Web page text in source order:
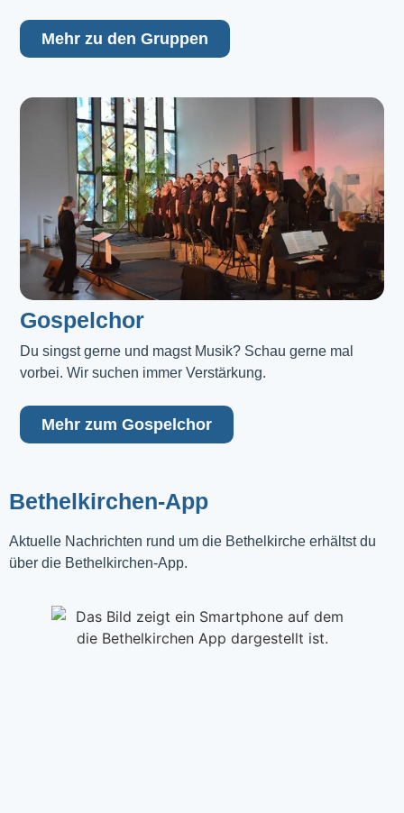
Mehr zu den Gruppen
Gospelchor
Du singst gerne und magst Musik? Schau gerne mal
vorbei. Wir suchen immer Verstärkung.
Mehr zum Gospelchor
Bethelkirchen-App
Aktuelle Nachrichten rund um die Bethelkirche erhältst du
über die Bethelkirchen-App.